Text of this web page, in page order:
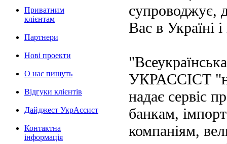
Приватним
клієнтам
Партнери
Нові проекти
О нас пишуть
Відгуки клієнтів
Дайджест УкрАссист
Контактна
інформація
супроводжує,
Вас в Україні
УКРАССІСТ
надає сервіс
банкам,
компаніям,